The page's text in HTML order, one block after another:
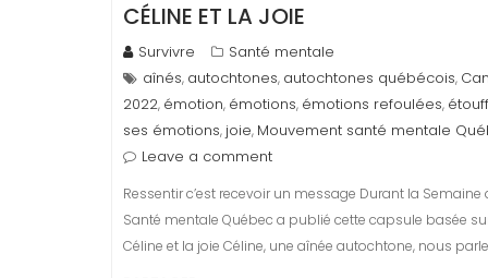
CÉLINE ET LA JOIE
Survivre
Santé mentale
aînés, autochtones, autochtones québécois,
2022, émotion, émotions, émotions refoulées,
ses émotions, joie, Mouvement santé mentale
Leave a comment
Ressentir c’est recevoir un message Durant la
Santé mentale Québec a publié cette capsule basée
Céline et la joie Céline, une aînée autochtone, nous